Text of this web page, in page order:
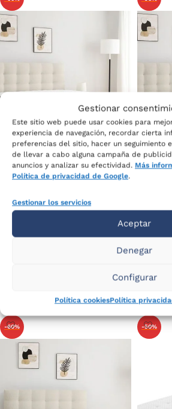
Gestionar
Este sitio web puede usar cookies para
experiencia de navegación, recordar cierta
preferencias del sitio, hacer un seguimiento
de llevar a cabo alguna campaña de
anuncios y analizar su efectividad. Más
Política de privacidad de Google.
Gestionar los servicios
Aceptar
Denegar
Configurar
Política cookiesPolítica
Colchón Nimbus
Colchones
412€
Seleccionar opciones
Ahora
-60% -50%